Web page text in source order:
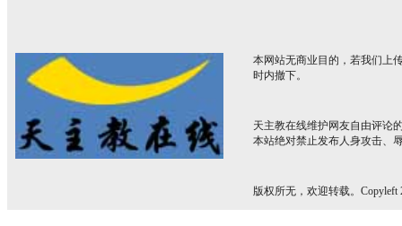
本网站无商业目的，若我们上
时内撤下。
天主教在线维护网友自由评论
本站绝对禁止发布人身攻击、
版权所无，欢迎转载。